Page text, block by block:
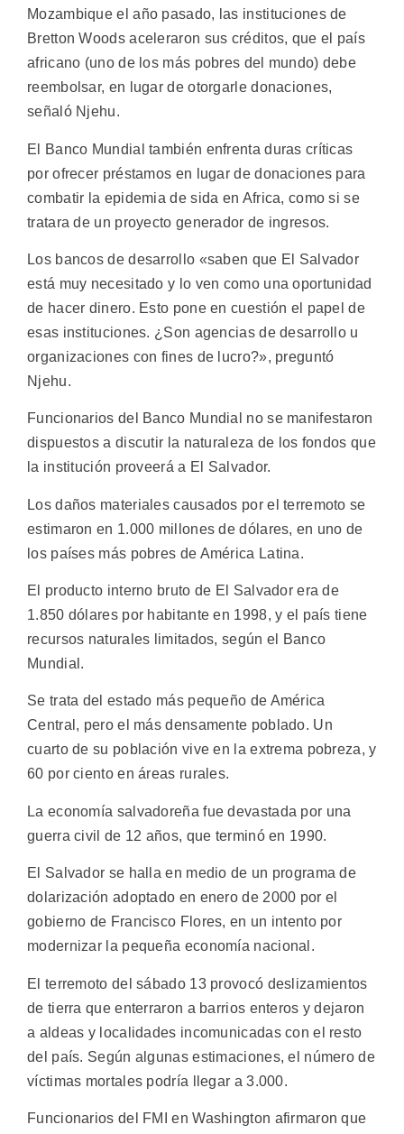
Mozambique el año pasado, las instituciones de
Bretton Woods aceleraron sus créditos, que el país
africano (uno de los más pobres del mundo) debe
reembolsar, en lugar de otorgarle donaciones,
señaló Njehu.
El Banco Mundial también enfrenta duras críticas
por ofrecer préstamos en lugar de donaciones para
combatir la epidemia de sida en Africa, como si se
tratara de un proyecto generador de ingresos.
Los bancos de desarrollo «saben que El Salvador
está muy necesitado y lo ven como una oportunidad
de hacer dinero. Esto pone en cuestión el papel de
esas instituciones. ¿Son agencias de desarrollo u
organizaciones con fines de lucro?», preguntó
Njehu.
Funcionarios del Banco Mundial no se manifestaron
dispuestos a discutir la naturaleza de los fondos que
la institución proveerá a El Salvador.
Los daños materiales causados por el terremoto se
estimaron en 1.000 millones de dólares, en uno de
los países más pobres de América Latina.
El producto interno bruto de El Salvador era de
1.850 dólares por habitante en 1998, y el país tiene
recursos naturales limitados, según el Banco
Mundial.
Se trata del estado más pequeño de América
Central, pero el más densamente poblado. Un
cuarto de su población vive en la extrema pobreza, y
60 por ciento en áreas rurales.
La economía salvadoreña fue devastada por una
guerra civil de 12 años, que terminó en 1990.
El Salvador se halla en medio de un programa de
dolarización adoptado en enero de 2000 por el
gobierno de Francisco Flores, en un intento por
modernizar la pequeña economía nacional.
El terremoto del sábado 13 provocó deslizamientos
de tierra que enterraron a barrios enteros y dejaron
a aldeas y localidades incomunicadas con el resto
del país. Según algunas estimaciones, el número de
víctimas mortales podría llegar a 3.000.
Funcionarios del FMI en Washington afirmaron que